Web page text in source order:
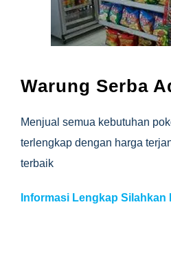
Warung Serba
Menjual semua kebutuhan
terlengkap dengan harga
terbaik
Informasi Lengkap Silahkan